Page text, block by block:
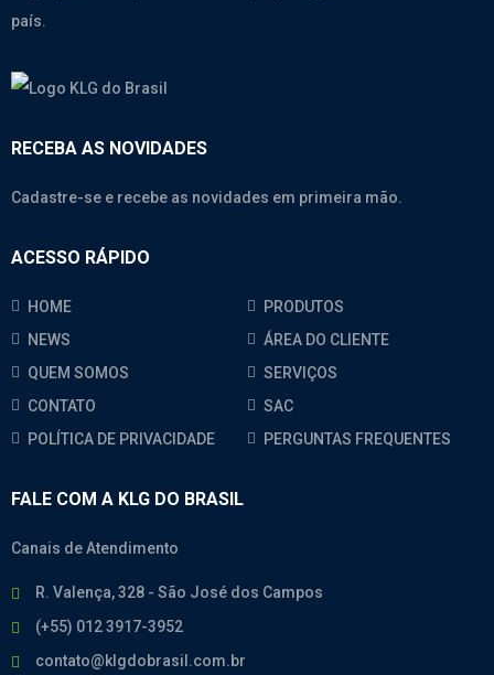
país.
RECEBA AS NOVIDADES
Cadastre-se e recebe as novidades em primeira mão.
ACESSO RÁPIDO
HOME
PRODUTOS
NEWS
ÁREA DO CLIENTE
QUEM SOMOS
SERVIÇOS
CONTATO
SAC
POLÍTICA DE PRIVACIDADE
PERGUNTAS FREQUENTES
FALE COM A KLG DO BRASIL
Canais de Atendimento
R. Valença, 328 - São José dos Campos
(+55) 012 3917-3952
contato@klgdobrasil.com.br